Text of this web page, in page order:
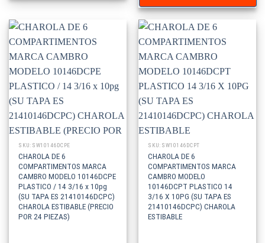
SKU: SW10146DCPE
CHAROLA DE 6
COMPARTIMENTOS MARCA
CAMBRO MODELO 10146DCPE
PLASTICO / 14 3/16 x 10pg
(SU TAPA ES 21410146DCPC)
CHAROLA ESTIBABLE (PRECIO
POR 24 PIEZAS)
SKU: SW10146DCPT
CHAROLA DE 6
COMPARTIMENTOS MARCA
CAMBRO MODELO
10146DCPT PLASTICO 14
3/16 X 10PG (SU TAPA ES
21410146DCPC) CHAROLA
ESTIBABLE